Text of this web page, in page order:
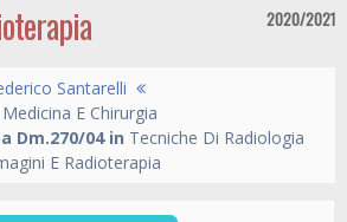
2020/2021
Santarelli
Medicina E Chirurgia
Dm.270/04 in Tecniche Di Radiologia
E Radioterapia